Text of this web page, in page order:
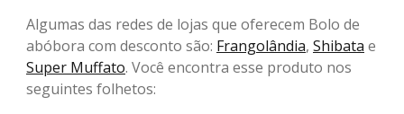
Algumas das redes de lojas que oferecem Bolo de
abóbora com desconto são: Frangolândia, Shibata e
Super Muffato. Você encontra esse produto nos
seguintes folhetos: